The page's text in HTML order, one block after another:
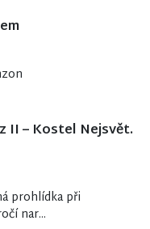
II – Kostel Nejsvět.
prohlídka při
nar...